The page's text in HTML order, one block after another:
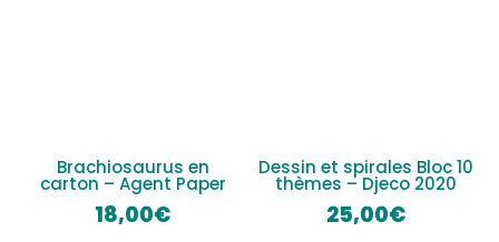
Brachiosaurus en
carton – Agent Paper
18,00€
Dessin et spirales Bloc 10
thèmes – Djeco 2020
25,00€